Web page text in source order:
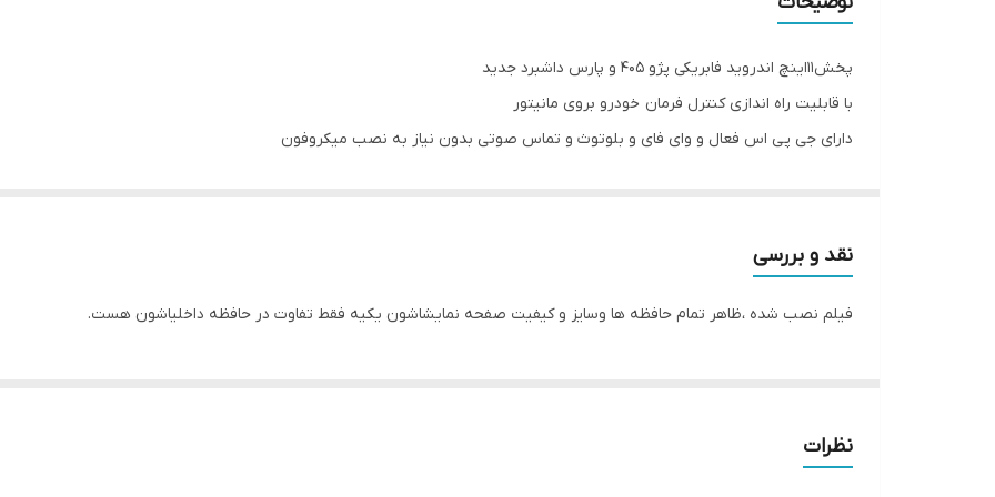
GPS دارد
پخش11اینچ اندروید فابریکی پژو 405 و پارس داشبرد جدید
با قابلیت راه اندازی کنترل فرمان خودرو بروی مانیتور
دارای جی پی اس فعال و وای فای و بلوتوث و تماس صوتی بدون نیاز به نصب میکروفون
قابلیت نصب دوربین دنده عقب و دوربین جلو و 360 درجه
16باند لول اکولایزر دارد و سیستم خروجی 6 ولتی میباشد
قابلیت آپشن میرولینک دارد (انتقال تصویر گوشی بروی مانیتور)
نقد و بررسی
فیلم نصب شده ،ظاهر تمام حافظه ها وسایز و کیفیت صفحه نمایشاشون یکیه فقط تفاوت در حافظه داخلیاشون هست.
نظرات